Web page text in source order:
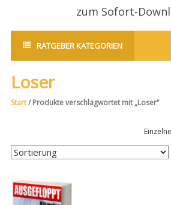
zum Sofort-
RATGEBER KATEGORIEN
Loser
Start/ Produkte verschlagwortet mit „Loser“